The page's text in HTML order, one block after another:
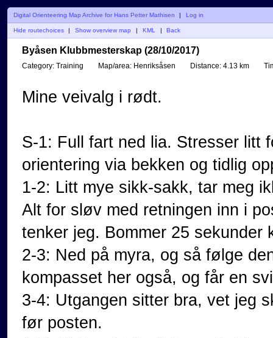
Digital Orienteering Map Archive for Hans Petter Mathisen | Log in
Hide routechoices Show overview map KML Back
Byåsen Klubbmesterskap (28/10/2017)
Category: Training Map/area: Henriksåsen Distance: 4.13 km
Mine veivalg i rødt.
S-1: Full fart ned lia. Stresser litt
orientering via bekken og tidlig
1-2: Litt mye sikk-sakk, tar meg
Alt for sløv med retningen inn i
tenker jeg. Bommer 25 sekunder
2-3: Ned på myra, og så følge
kompasset her også, og får en
3-4: Utgangen sitter bra, vet jeg
før posten.